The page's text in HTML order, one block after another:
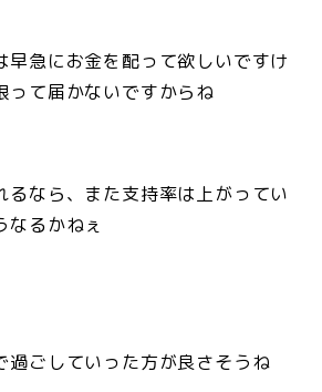
早急にお金を配って欲しいですけ
って届かないですからね
るなら、また支持率は上がってい
なるかねぇ
過ごしていった方が良さそうね